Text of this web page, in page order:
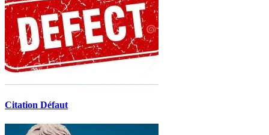
Citation Défaut